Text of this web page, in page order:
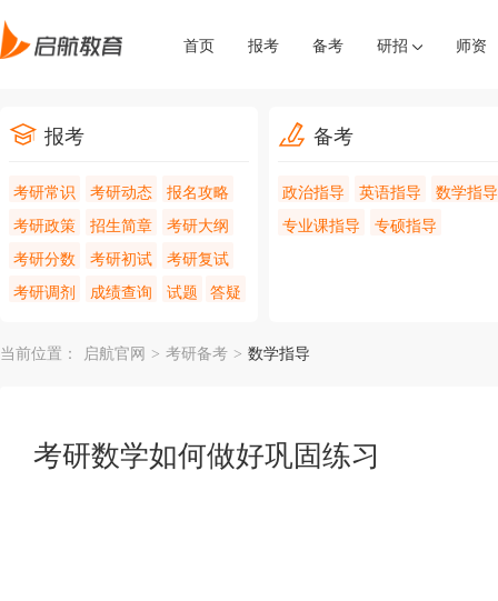
首页 报考 备考 研招 师资
报考
考研常识 考研动态
报名攻略
考研政策
招生简章
考研大纲
考研分数
考研初试
考研复试
考研调剂
成绩查询 试题 答疑
备考
政治指导 英语指导
数学指导
专业课指导
专硕指导
当前位置： 启航官网 > 考研备考 > 数学指导
考研数学如何做好巩固练习